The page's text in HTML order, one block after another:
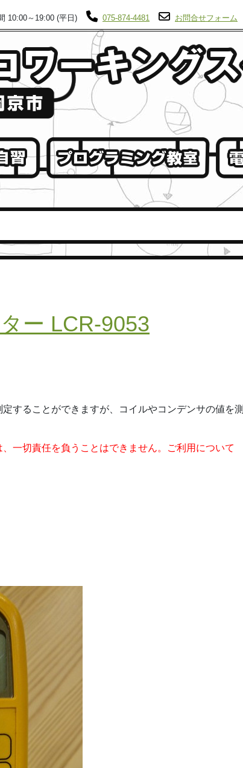
10:00～19:00 (平日) 075-874-4481 お問合せフォーム
ー LCR-9053
することができますが、コイルやコンデンサの値を測
一切責任を負うことはできません。ご利用について